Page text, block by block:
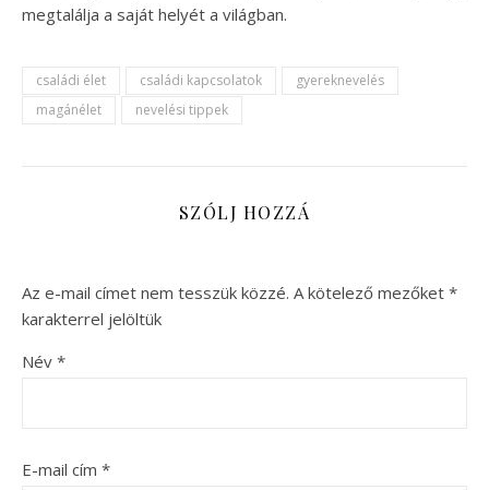
megtalálja a saját helyét a világban.
családi élet családi kapcsolatok
gyereknevelés
magánélet
nevelési tippek
SZÓLJ HOZZÁ
Az e-mail címet nem tesszük közzé. A kötelező mezőket *
karakterrel jelöltük
Név *
E-mail cím *